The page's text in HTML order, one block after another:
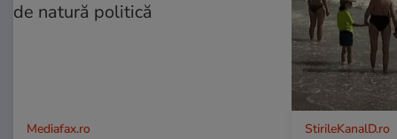
Mediafax.ro StirileKanalD.ro